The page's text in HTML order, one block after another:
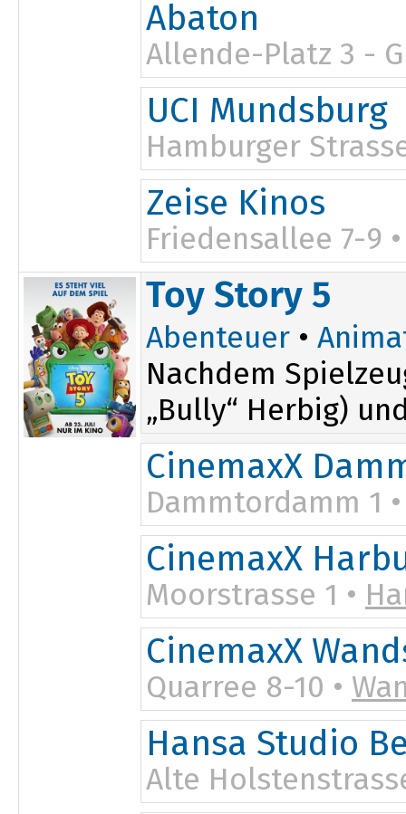
Abaton
Allende-Platz 3 -
UCI Mundsburg
Hamburger
Zeise Kinos
Friedensallee 7-9
Toy Story 5
Abenteuer •
Nachdem
„Bully“ Herbig)
CinemaxX
Dammtordamm 1
CinemaxX
Moorstrasse 1 •
CinemaxX
Quarree 8-10 •
Hansa Studio
Alte